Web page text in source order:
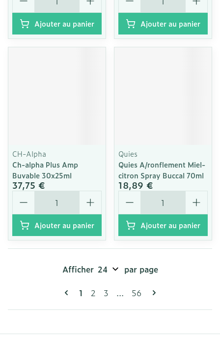
Ajouter au panier Ajouter au panier
CH-Alpha
Ch-alpha Plus Amp
Buvable 30x25ml
37,75 €
Quantité
Ajouter au panier
Quies
Quies A/ronflement Miel-
citron Spray Buccal 70ml
18,89 €
Quantité
Ajouter au panier
Vous lisez actuellement la page
1 Page
2 Page
3 ... Page
56
Afficher par page